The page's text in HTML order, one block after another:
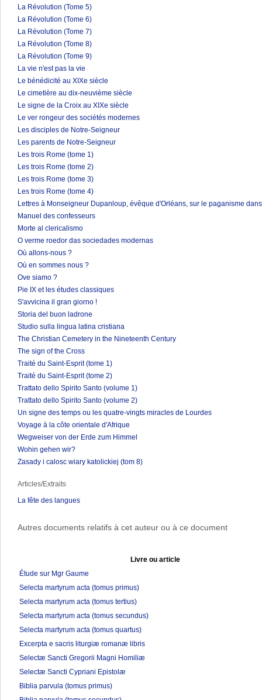
La Révolution (Tome 5)
La Révolution (Tome 6)
La Révolution (Tome 7)
La Révolution (Tome 8)
La Révolution (Tome 9)
La vie n'est pas la vie
Le bénédicité au XIXe siècle
Le cimetière au dix-neuvième siècle
Le signe de la Croix au XIXe siècle
Le ver rongeur des sociétés modernes
Les disciples de Notre-Seigneur
Les parents de Notre-Seigneur
Les trois Rome (tome 1)
Les trois Rome (tome 2)
Les trois Rome (tome 3)
Les trois Rome (tome 4)
Lettres à Monseigneur Dupanloup, évêque d'Orléans, sur le paganisme
Manuel des confesseurs
Morte al clericalismo
O verme roedor das sociedades modernas
Où allons-nous ?
Où en sommes nous ?
Ove siamo ?
Pie IX et les études classiques
S'avvicina il gran giorno !
Storia del buon ladrone
Studio sulla lingua latina cristiana
The Christian Cemetery in the Nineteenth Century
The sign of the Cross
Traité du Saint-Esprit (tome 1)
Traité du Saint-Esprit (tome 2)
Trattato dello Spirito Santo (volume 1)
Trattato dello Spirito Santo (volume 2)
Un signe des temps ou les quatre-vingts miracles de Lourdes
Voyage à la côte orientale d'Afrique
Wegweiser von der Erde zum Himmel
Wohin gehen wir?
Zasady i calosc wiary katolickiej (tom 8)
Articles/Extraits
La fête des langues
Autres documents relatifs à cet auteur ou à ce document
Livre ou article
Étude sur Mgr Gaume
Selecta martyrum acta (tomus primus)
Selecta martyrum acta (tomus tertius)
Selecta martyrum acta (tomus secundus)
Selecta martyrum acta (tomus quartus)
Excerpta e sacris liturgiæ romanæ libris
Selectæ Sancti Gregorii Magni Homiliæ
Selectæ Sancti Cypriani Epistolæ
Biblia parvula (tomus primus)